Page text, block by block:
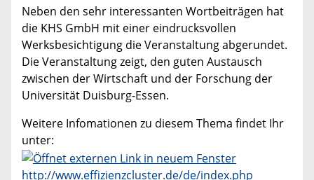
Neben den sehr interessanten Wortbeiträgen hat
die KHS GmbH mit einer eindrucksvollen
Werksbesichtigung die Veranstaltung abgerundet.
Die Veranstaltung zeigt, den guten Austausch
zwischen der Wirtschaft und der Forschung der
Universität Duisburg-Essen.
Weitere Infomationen zu diesem Thema findet Ihr
unter:
http://www.effizienzcluster.de/de/index.php